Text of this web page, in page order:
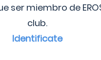
ser miembro de
club.
Identificate